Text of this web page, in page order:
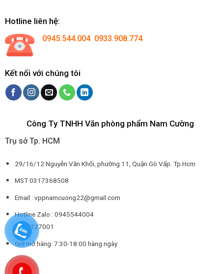
Hotline liên hệ:
0945.544.004 0933.908.774
Kết nối với chúng tôi
Công Ty TNHH Văn phòng phẩm Nam Cường
Trụ sở Tp. HCM
29/16/12 Nguyễn Văn Khối, phường 11, Quận Gò Vấp. Tp.Hcm
MST 0317368508
Email : vppnamcuong22@gmail.com
Hotline Zalo : 0945544004
0932127001
Giờ mở hàng: 7:30-18:00 hàng ngày